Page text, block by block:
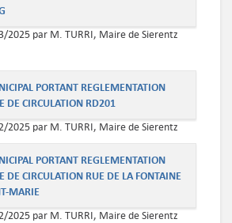
2025 par M. TURRI, Maire de Sierentz
PORTANT REGLEMENTATION
DE CIRCULATION RD201
2025 par M. TURRI, Maire de Sierentz
PORTANT REGLEMENTATION
DE CIRCULATION RUE DE LA FONTAINE
MARIE
2025 par M. TURRI, Maire de Sierentz